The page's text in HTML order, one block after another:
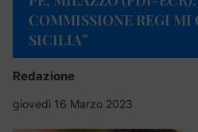
COMMISSIONE REGI MI
SICILIA”
Redazione
giovedì 16 Marzo 2023